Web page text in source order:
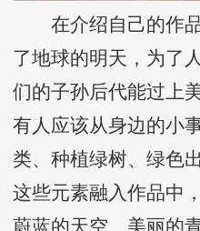
在介绍自己的作品
了地球的明天，为了
们的子孙后代能过上
有人应该从身边的
类、种植绿树、绿色
这些元素融入作品中
蔚蓝的天空、美丽的